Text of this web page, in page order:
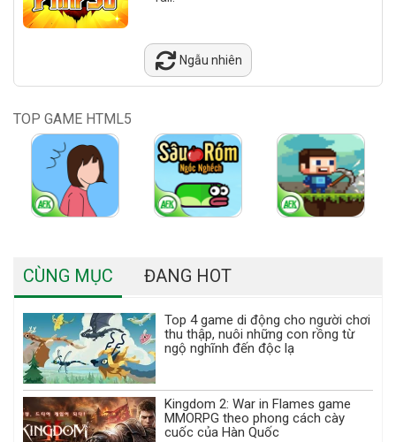
Ngẫu nhiên
TOP GAME HTML5
CÙNG MỤC ĐANG HOT
Top 4 game di động cho người chơi
thu thập, nuôi những con rồng từ
ngộ nghĩnh đến độc lạ
Kingdom 2: War in Flames game
MMORPG theo phong cách cày
cuốc của Hàn Quốc